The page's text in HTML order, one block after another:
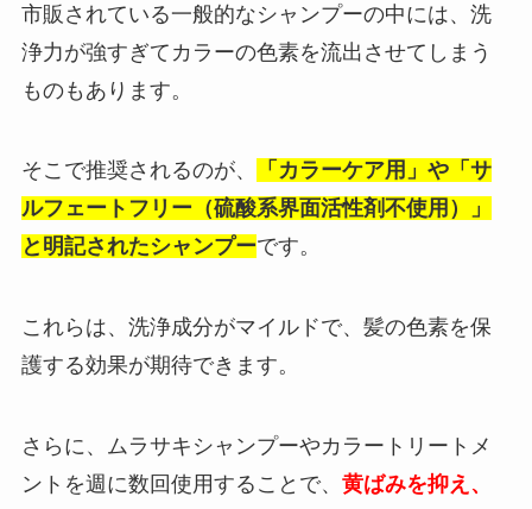
市販されている一般的なシャンプーの中には、洗
浄力が強すぎてカラーの色素を流出させてしまう
ものもあります。
そこで推奨されるのが、
「カラーケア用」や「サ
ルフェートフリー（硫酸系界面活性剤不使用）」
と明記されたシャンプーです。
これらは、洗浄成分がマイルドで、髪の色素を保
護する効果が期待できます。
さらに、ムラサキシャンプーやカラートリートメ
ントを週に数回使用することで、 黄ばみを抑え、